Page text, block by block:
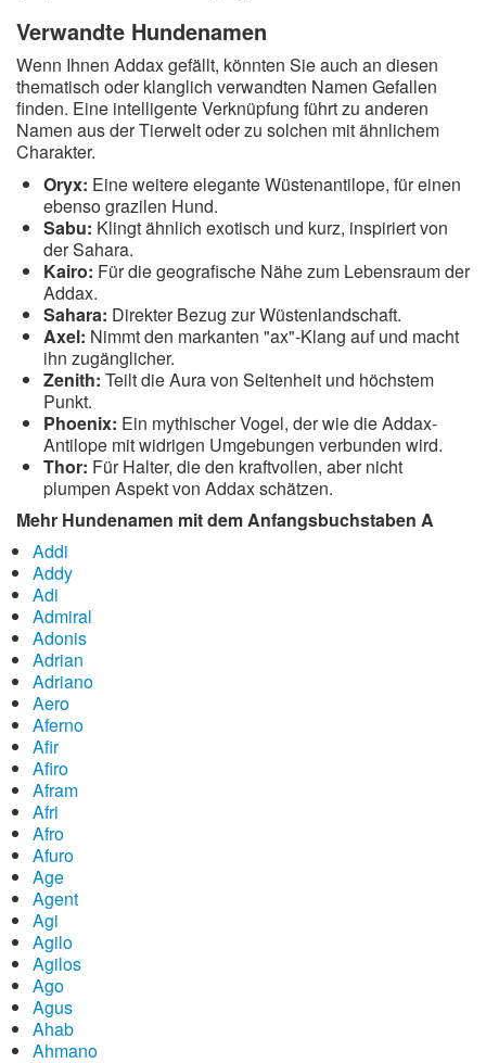
Verwandte Hundenamen
Wenn Ihnen Addax gefällt, könnten Sie auch an diesen
thematisch oder klanglich verwandten Namen Gefallen
finden. Eine intelligente Verknüpfung führt zu anderen
Namen aus der Tierwelt oder zu solchen mit ähnlichem
Charakter.
Oryx: Eine weitere elegante Wüstenantilope, für einen
ebenso grazilen Hund.
Sabu: Klingt ähnlich exotisch und kurz, inspiriert von
der Sahara.
Kairo: Für die geografische Nähe zum Lebensraum der
Addax.
Sahara: Direkter Bezug zur Wüstenlandschaft.
Axel: Nimmt den markanten "ax"-Klang auf und macht
ihn zugänglicher.
Zenith: Teilt die Aura von Seltenheit und höchstem
Punkt.
Phoenix: Ein mythischer Vogel, der wie die Addax-
Antilope mit widrigen Umgebungen verbunden wird.
Thor: Für Halter, die den kraftvollen, aber nicht
plumpen Aspekt von Addax schätzen.
Mehr Hundenamen mit dem Anfangsbuchstaben A
Addi
Addy
Adi
Admiral
Adonis
Adrian
Adriano
Aero
Aferno
Afir
Afiro
Afram
Afri
Afro
Afuro
Age
Agent
Agi
Agilo
Agilos
Ago
Agus
Ahab
Ahmano